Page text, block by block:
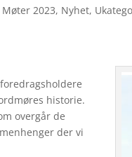
Møter 2023, Nyhet,
historie.
overgår de
der vi